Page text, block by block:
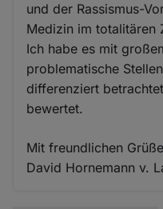
und der Rassismus-
Medizin im totalitären
Ich habe es mit
problematische
differenziert
bewertet.
Mit freundlichen
David Hornemann v.